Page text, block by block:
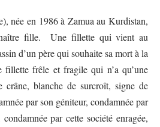
née en 1986 à Zamua au Kurdistan,
fille. Une fillette qui vient au
d’un père qui souhaite sa mort à la
frêle et fragile qui n’a qu’une
crâne, blanche de surcroît, signe de
par son géniteur, condamnée par
par cette société enragée,